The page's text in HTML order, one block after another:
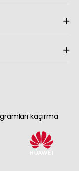
kaçırma